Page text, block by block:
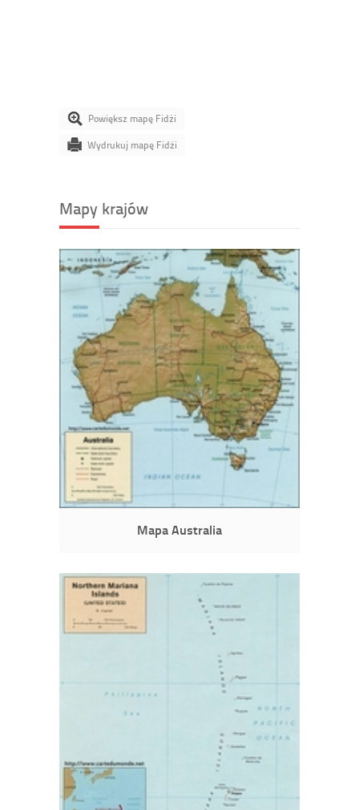
Powiększ mapę Fidżi
Wydrukuj mapę Fidżi
Mapy krajów
Mapa Australia